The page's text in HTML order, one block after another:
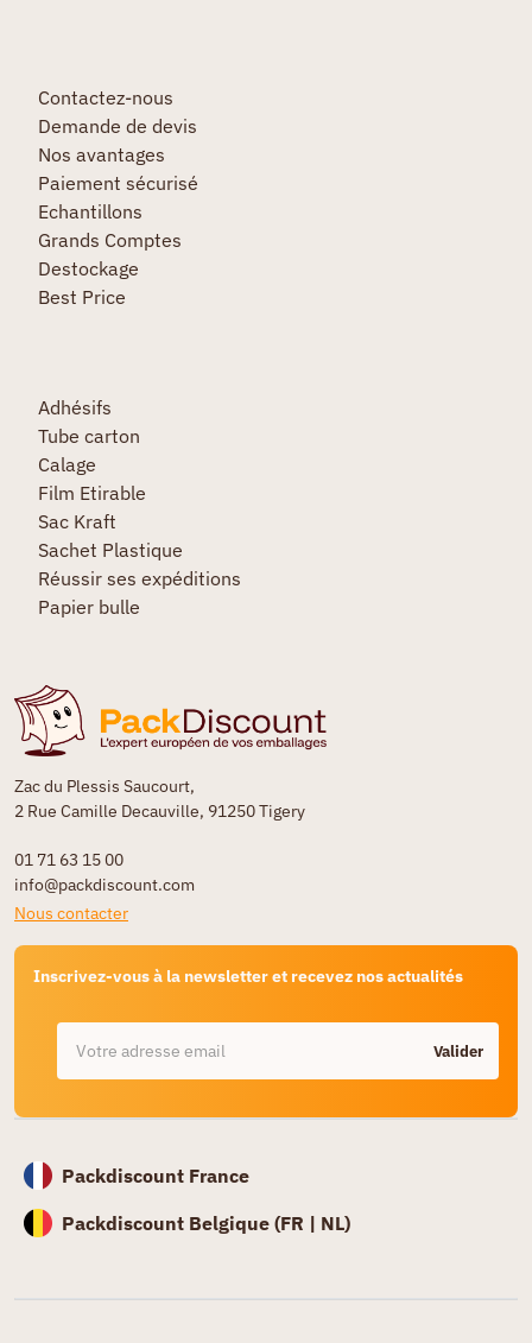
Zac du Plessis Saucourt,
2 Rue Camille Decauville, 91250 Tigery
01 71 63 15 00
info@packdiscount.com
Nous contacter
Inscrivez-vous à la newsletter et recevez nos actualités
Valider
Contactez-nous
Demande de devis
Nos avantages
Paiement sécurisé
Echantillons
Grands Comptes
Destockage
Best Price
Adhésifs
Tube carton
Calage
Film Etirable
Sac Kraft
Sachet Plastique
Réussir ses expéditions
Papier bulle
Packdiscount France
Packdiscount Belgique (FR | NL)